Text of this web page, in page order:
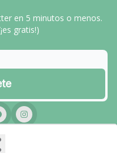
en 5 minutos o menos.
gratis!)
of use